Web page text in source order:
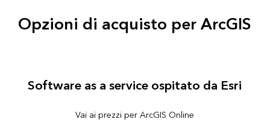
Opzioni di acquisto per ArcGIS
Software as a service ospitato da Esri
Vai ai prezzi per ArcGIS Online